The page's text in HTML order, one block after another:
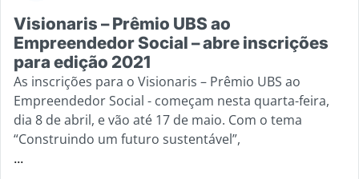
Visionaris – Prêmio UBS ao
Empreendedor Social – abre inscrições
para edição 2021
As inscrições para o Visionaris – Prêmio UBS ao
Empreendedor Social - começam nesta quarta-feira,
dia 8 de abril, e vão até 17 de maio. Com o tema
“Construindo um futuro sustentável”,
...